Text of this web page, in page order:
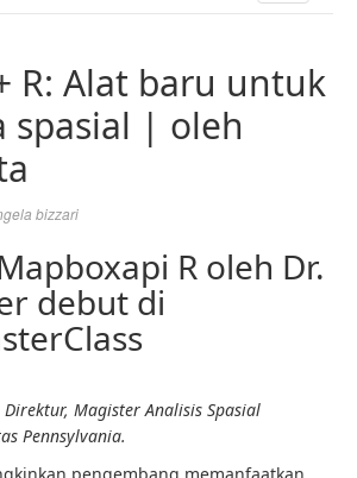
R: Alat baru untuk
spasial | oleh
bizzari
R oleh Dr.
debut di
Direktur, Magister Analisis Spasial
Pennsylvania.